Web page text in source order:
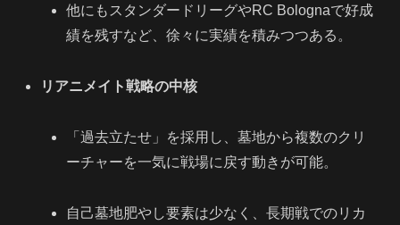
他にもスタンダードリーグやRC Bolognaで好成
績を残すなど、徐々に実績を積みつつある。
リアニメイト戦略の中核
「過去立たせ」を採用し、墓地から複数のクリ
ーチャーを一気に戦場に戻す動きが可能。
自己墓地肥やし要素は少なく、長期戦でのリカ